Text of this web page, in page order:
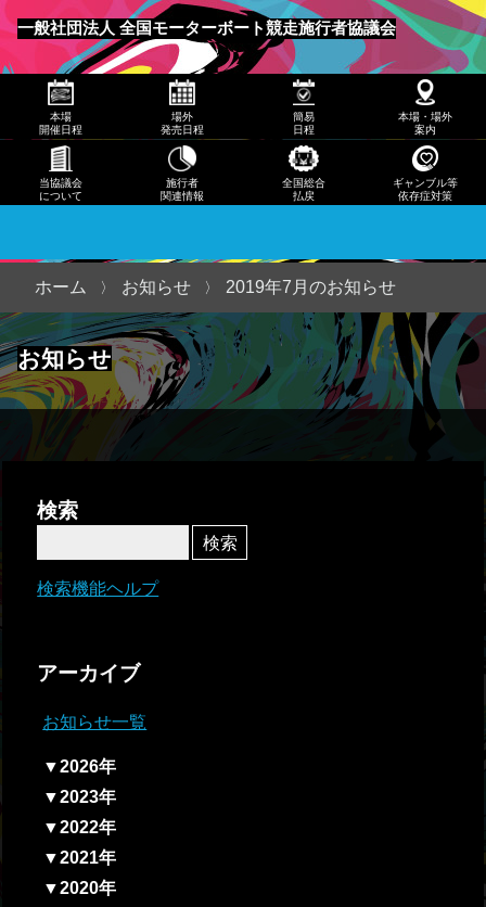
一般社団法人 全国モーターボート競走施行者協議会
メニュー
発売
日程
日程
本
場・
当協
議会
につ
いて
本場
開催日程
場外
発売日程
簡易
日程
本場・場外
案内
当協議会
について
施行者
関連情報
全国総合
払戻
ギャンブル等
依存症対策
お知らせ
ホーム お知らせ 2019年7月のお知らせ
検索
検索機能ヘルプ
アーカイブ
お知らせ一覧
▼2026年
▼2023年
▼2022年
▼2021年
▼2020年